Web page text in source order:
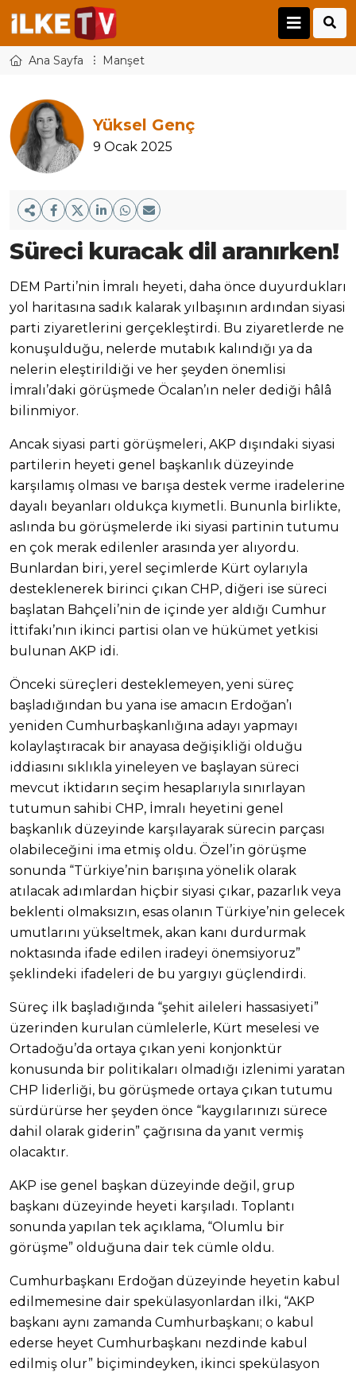
Ana Sayfa Manşet
Yüksel Genç
9 Ocak 2025
Süreci kuracak dil aranırken!
DEM Parti’nin İmralı heyeti, daha önce duyurdukları
yol haritasına sadık kalarak yılbaşının ardından siyasi
parti ziyaretlerini gerçekleştirdi. Bu ziyaretlerde ne
konuşulduğu, nelerde mutabık kalındığı ya da
nelerin eleştirildiği ve her şeyden önemlisi
İmralı’daki görüşmede Öcalan’ın neler dediği hâlâ
bilinmiyor.
Ancak siyasi parti görüşmeleri, AKP dışındaki siyasi
partilerin heyeti genel başkanlık düzeyinde
karşılamış olması ve barışa destek verme iradelerine
dayalı beyanları oldukça kıymetli. Bununla birlikte,
aslında bu görüşmelerde iki siyasi partinin tutumu
en çok merak edilenler arasında yer alıyordu.
Bunlardan biri, yerel seçimlerde Kürt oylarıyla
desteklenerek birinci çıkan CHP, diğeri ise süreci
başlatan Bahçeli’nin de içinde yer aldığı Cumhur
İttifakı’nın ikinci partisi olan ve hükümet yetkisi
bulunan AKP idi.
Önceki süreçleri desteklemeyen, yeni süreç
başladığından bu yana ise amacın Erdoğan’ı
yeniden Cumhurbaşkanlığına adayı yapmayı
kolaylaştıracak bir anayasa değişikliği olduğu
iddiasını sıklıkla yineleyen ve başlayan süreci
mevcut iktidarın seçim hesaplarıyla sınırlayan
tutumun sahibi CHP, İmralı heyetini genel
başkanlık düzeyinde karşılayarak sürecin parçası
olabileceğini ima etmiş oldu. Özel’in görüşme
sonunda “Türkiye’nin barışına yönelik olarak
atılacak adımlardan hiçbir siyasi çıkar, pazarlık veya
beklenti olmaksızın, esas olanın Türkiye’nin gelecek
umutlarını yükseltmek, akan kanı durdurmak
noktasında ifade edilen iradeyi önemsiyoruz”
şeklindeki ifadeleri de bu yargıyı güçlendirdi.
Süreç ilk başladığında “şehit aileleri hassasiyeti”
üzerinden kurulan cümlelerle, Kürt meselesi ve
Ortadoğu’da ortaya çıkan yeni konjonktür
konusunda bir politikaları olmadığı izlenimi yaratan
CHP liderliği, bu görüşmede ortaya çıkan tutumu
sürdürürse her şeyden önce “kaygılarınızı sürece
dahil olarak giderin” çağrısına da yanıt vermiş
olacaktır.
AKP ise genel başkan düzeyinde değil, grup
başkanı düzeyinde heyeti karşıladı. Toplantı
sonunda yapılan tek açıklama, “Olumlu bir
görüşme” olduğuna dair tek cümle oldu.
Cumhurbaşkanı Erdoğan düzeyinde heyetin kabul
edilmemesine dair spekülasyonlardan ilki, “AKP
başkanı aynı zamanda Cumhurbaşkanı; o kabul
ederse heyet Cumhurbaşkanı nezdinde kabul
edilmiş olur” biçimindeyken, ikinci spekülasyon